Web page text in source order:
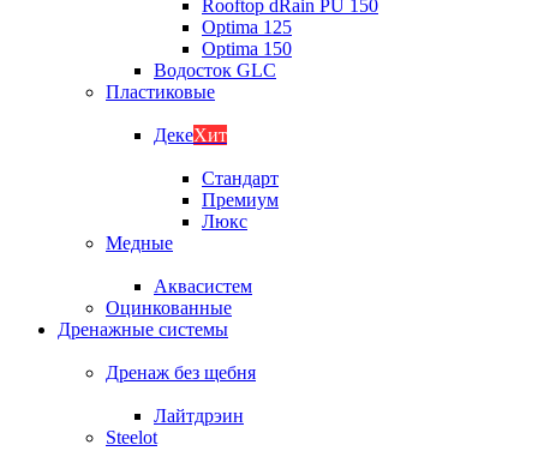
Rooftop dRain PU 150
Optima 125
Optima 150
Водосток GLC
Пластиковые
ДекеХит
Стандарт
Премиум
Люкс
Медные
Аквасистем
Оцинкованные
Дренажные системы
Дренаж без щебня
Лайтдрэин
Steelot